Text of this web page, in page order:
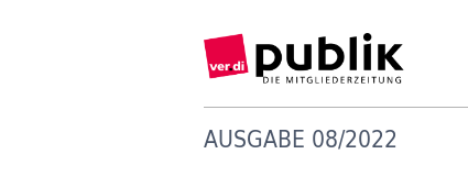
AUSGABE 08/2022